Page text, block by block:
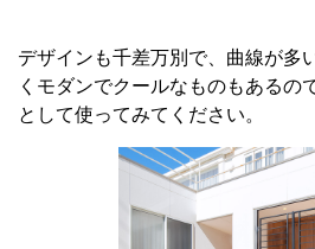
デザインも千差万別で、曲線が多
くモダンでクールなものもあるの
として使ってみてください。